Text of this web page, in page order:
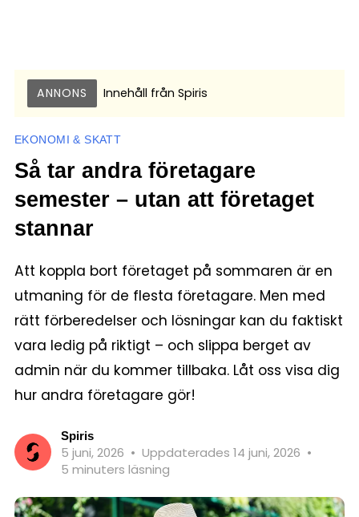
ANNONS Innehåll från Spiris
EKONOMI & SKATT
Så tar andra företagare
semester – utan att företaget
stannar
Att koppla bort företaget på sommaren är en
utmaning för de flesta företagare. Men med
rätt förberedelser och lösningar kan du faktiskt
vara ledig på riktigt – och slippa berget av
admin när du kommer tillbaka. Låt oss visa dig
hur andra företagare gör!
Spiris
5 juni, 2026 • Uppdaterades 14 juni, 2026 •
5 minuters läsning